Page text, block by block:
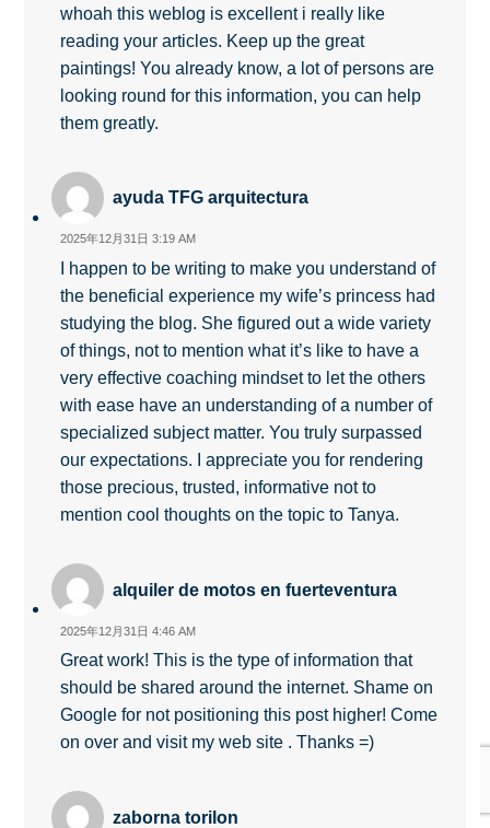
whoah this weblog is excellent i really like
reading your articles. Keep up the great
paintings! You already know, a lot of persons are
looking round for this information, you can help
them greatly.
ayuda TFG arquitectura
2025年12月31日 3:19 AM
I happen to be writing to make you understand of
the beneficial experience my wife’s princess had
studying the blog. She figured out a wide variety
of things, not to mention what it’s like to have a
very effective coaching mindset to let the others
with ease have an understanding of a number of
specialized subject matter. You truly surpassed
our expectations. I appreciate you for rendering
those precious, trusted, informative not to
mention cool thoughts on the topic to Tanya.
alquiler de motos en fuerteventura
2025年12月31日 4:46 AM
Great work! This is the type of information that
should be shared around the internet. Shame on
Google for not positioning this post higher! Come
on over and visit my web site . Thanks =)
zaborna torilon